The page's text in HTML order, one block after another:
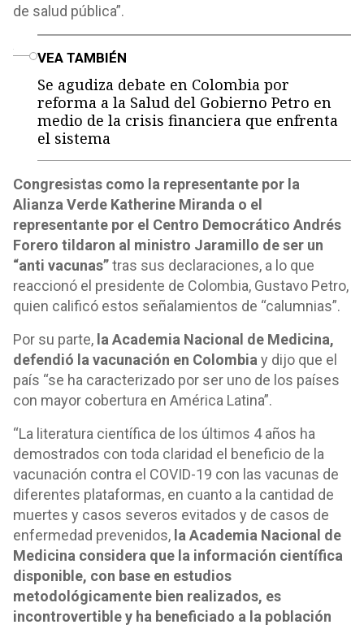
de salud pública”.
VEA TAMBIÉN
Se agudiza debate en Colombia por
reforma a la Salud del Gobierno Petro en
medio de la crisis financiera que enfrenta
el sistema
Congresistas como la representante por la
Alianza Verde Katherine Miranda o el
representante por el Centro Democrático Andrés
Forero tildaron al ministro Jaramillo de ser un
“anti vacunas”tras sus declaraciones, a lo que
reaccionó el presidente de Colombia, Gustavo Petro,
quien calificó estos señalamientos de “calumnias”.
Por su parte, la Academia Nacional de Medicina,
defendió la vacunación en Colombia y dijo que el
país “se ha caracterizado por ser uno de los países
con mayor cobertura en América Latina”.
“La literatura científica de los últimos 4 años ha
demostrados con toda claridad el beneficio de la
vacunación contra el COVID-19 con las vacunas de
diferentes plataformas, en cuanto a la cantidad de
muertes y casos severos evitados y de casos de
enfermedad prevenidos, la Academia Nacional de
Medicina considera que la información científica
disponible, con base en estudios
metodológicamente bien realizados, es
incontrovertible y ha beneficiado a la población